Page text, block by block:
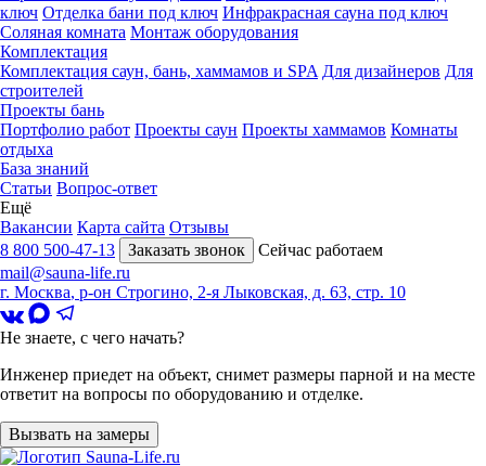
ключ Отделка бани под ключ Инфракрасная сауна под ключ
Соляная комната Монтаж оборудования
Комплектация
Комплектация саун, бань, хаммамов и SPA Для дизайнеров Для
строителей
Проекты бань
Портфолио работ Проекты саун Проекты хаммамов Комнаты
отдыха
База знаний
Статьи Вопрос-ответ
Ещё
Вакансии Карта сайта Отзывы
8 800 500-47-13
Заказать звонок
Сейчас работаем
mail@sauna-life.ru
г. Москва, р-он Строгино, 2-я Лыковская, д. 63, стр. 10
Не знаете, с чего начать?
Инженер приедет на объект, снимет размеры парной и на месте
ответит на вопросы по оборудованию и отделке.
Вызвать на замеры